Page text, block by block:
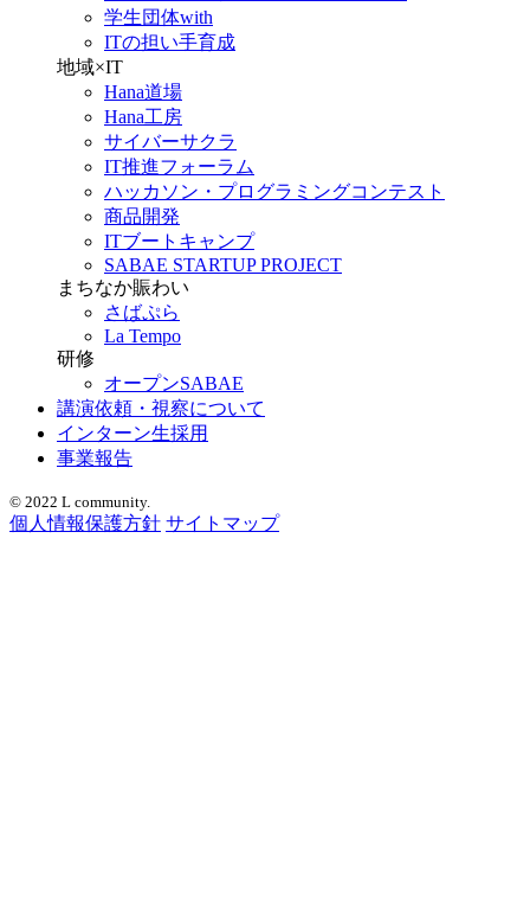
学生団体with
ITの担い手育成
地域×IT
Hana道場
Hana工房
サイバーサクラ
IT推進フォーラム
ハッカソン・プログラミングコンテスト
商品開発
ITブートキャンプ
SABAE STARTUP PROJECT
まちなか賑わい
さばぷら
La Tempo
研修
オープンSABAE
講演依頼・視察について
インターン生採用
事業報告
© 2022 L community.
個人情報保護方針 サイトマップ